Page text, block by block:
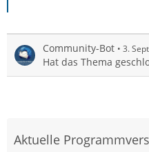
Community-Bot 3.
Hat das Thema
Aktuelle